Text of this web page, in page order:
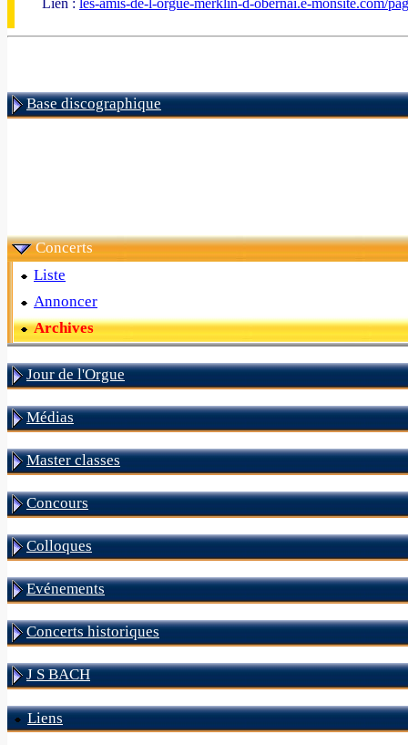
Lien : les-amis-de-l-orgue-merklin-d-obernai.e-monsite.com/
Base discographique
Concerts
Liste
Annoncer
Archives
Jour de l'Orgue
Médias
Master classes
Concours
Colloques
Evénements
Concerts historiques
J S BACH
Liens